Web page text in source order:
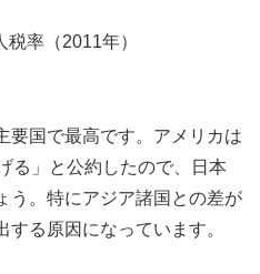
率（2011年）
要国で最高です。アメリカは
る」と公約したので、日本
う。特にアジア諸国との差が
る原因になっています。